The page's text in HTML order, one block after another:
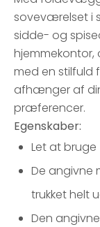
soveværelset i
sidde- og
hjemmekontor,
med en stilfuld
afhænger af
præferencer.
Egenskaber:
Let at bruge
De angivne
trukket helt
Den